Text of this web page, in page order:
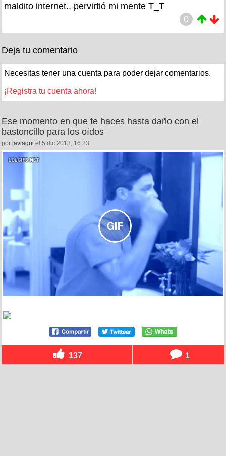
maldito internet.. pervirtió mi mente T_T
0
Deja tu comentario
Necesitas tener una cuenta para poder dejar comentarios.
¡Registra tu cuenta ahora!
Ese momento en que te haces hasta daño con el
bastoncillo para los oídos
por javiagui el 5 dic 2013, 16:23
137 1